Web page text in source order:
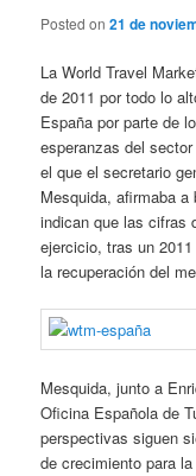
Posted on21 de
La World Travel
de 2011 por todo lo
España por parte de
esperanzas del
el que el secretario
Mesquida, afirmaba
indican que las cifras
ejercicio, tras un
la recuperación del
Mesquida, junto a
Oficina Española de
perspectivas siguen
de crecimiento para